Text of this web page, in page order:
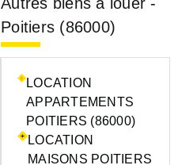
Autres biens à louer -
Poitiers (86000)
LOCATION
APPARTEMENTS
POITIERS (86000)
LOCATION
MAISONS POITIERS